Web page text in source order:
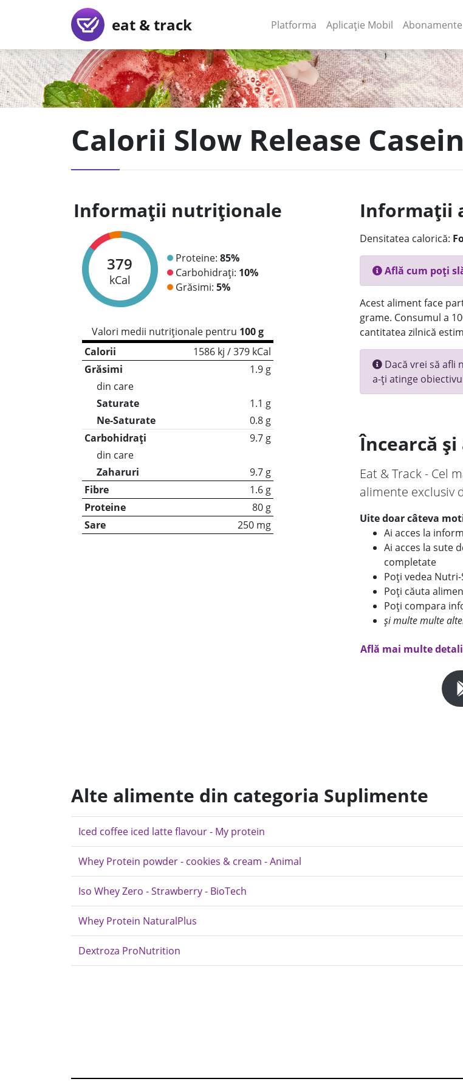
eat & track Platforma (current)
Aplicație Mobil (current)
Abonamente
Calorii Slow Release
Informații nutriționale
379
kCal
Proteine: 85%
Carbohidrați: 10%
Grăsimi: 5%
Valori medii nutriționale pentru 100 g
Calorii
1586 kj / 379 kCal
Grăsimi
1.9 g
din care
Saturate
1.1 g
Ne-Saturate
0.8 g
Carbohidrați
9.7 g
din care
Zaharuri
9.7 g
Fibre
1.6 g
Proteine
80 g
Sare
250 mg
Informații
Densitatea calorică:
Află cum poți
Acest aliment face
grame. Consumul a
cantitatea zilnică
Dacă vrei să afli
a-ți atinge
Încearcă
Eat & Track - Cel
alimente exclusiv
Uite doar câteva
Ai acces la
Ai acces la sute
completate
Poți vedea
Poți căuta
Poți compara
și multe multe
Află mai multe
Alte alimente din categoria Suplimente
Iced coffee iced latte flavour - My protein
Whey Protein powder - cookies & cream - Animal
Iso Whey Zero - Strawberry - BioTech
Whey Protein NaturalPlus
Dextroza ProNutrition